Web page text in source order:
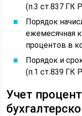
(п.3 ст.837 ГК
Порядок
ежемесячная
процентов в
Порядок и
(п.1 ст.839 ГК
Учет